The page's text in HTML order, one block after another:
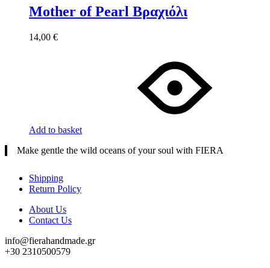
Mother of Pearl Βραχιόλι
14,00 €
Add to basket
Make gentle the wild oceans of your soul with FIERA
Shipping
Return Policy
About Us
Contact Us
info@fierahandmade.gr
+30 2310500579